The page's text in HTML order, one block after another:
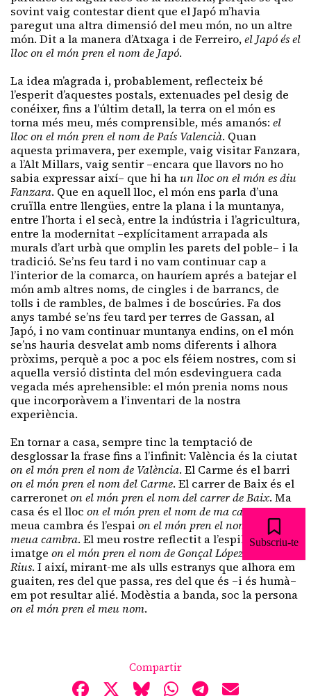
sovint vaig contestar dient que el Japó m’havia
paregut una altra dimensió del meu món, no un altre
món. Dit a la manera d’Atxaga i de Ferreiro,el Japó és el
lloc on el món pren el nom de Japó.
La idea m’agrada i, probablement, reflecteix bé
l’esperit d’aquestes postals, extenuades pel desig de
conéixer, fins a l’últim detall, la terra on el món es
torna més meu, més comprensible, més amanós: el
lloc on el món pren el nom de País Valencià. Quan
aquesta primavera, per exemple, vaig visitar Fanzara,
a l’Alt Millars, vaig sentir –encara que llavors no ho
sabia expressar així– que hi ha un lloc on el món es diu
Fanzara. Que en aquell lloc, el món ens parla d’una
cruïlla entre llengües, entre la plana i la muntanya,
entre l’horta i el secà, entre la indústria i l’agricultura,
entre la modernitat –explícitament arrapada als
murals d’art urbà que omplin les parets del poble– i la
tradició. Se’ns feu tard i no vam continuar cap a
l’interior de la comarca, on hauríem aprés a batejar el
món amb altres noms, de cingles i de barrancs, de
tolls i de rambles, de balmes i de boscúries. Fa dos
anys també se’ns feu tard per terres de Gassan, al
Japó, i no vam continuar muntanya endins, on el món
se’ns hauria desvelat amb noms diferents i alhora
pròxims, perquè a poc a poc els féiem nostres, com si
aquella versió distinta del món esdevinguera cada
vegada més aprehensible: el món prenia noms nous
que incorporàvem a l’inventari de la nostra
experiència.
En tornar a casa, sempre tinc la temptació de
desglossar la frase fins a l’infinit: València és la ciutat
on el món pren el nom de València. El Carme és el barri
on el món pren el nom del Carme. El carrer de Baix és el
carreroneton el món pren el nom del carrer de Baix. Ma
casa és el lloc on el món pren el nom de ma casa. La
meua cambra és l’espai on el món pren el nom de la
meua cambra. El meu rostre reflectit a l’espill és la
imatge on el món pren el nom de Gonçal López-Pampló
Rius. I així, mirant-me als ulls estranys que alhora em
guaiten, res del que passa, res del que és –i és humà–
em pot resultar alié. Modèstia a banda, soc la persona
on el món pren el meu nom.
Compartir
Subscriu-te